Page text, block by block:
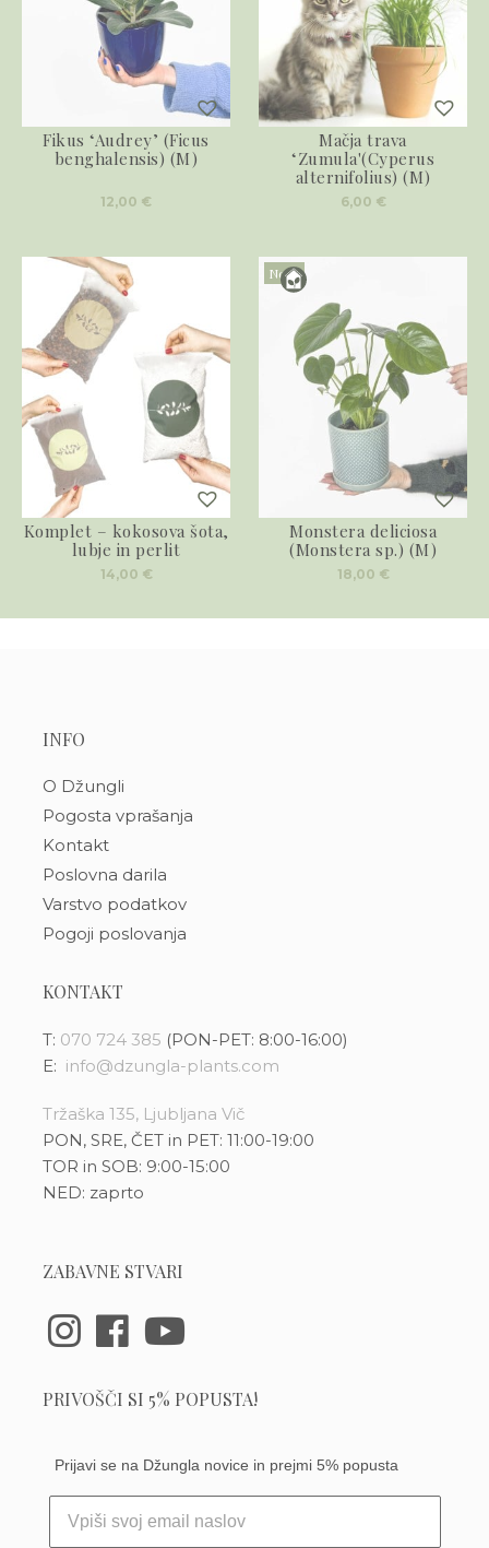
Fikus ‘Audrey’ (Ficus
benghalensis) (M)
12,00 €
Mačja trava
‘Zumula'(Cyperus
alternifolius) (M)
6,00 €
Komplet – kokosova šota,
lubje in perlit
14,00 €
Novo
Monstera deliciosa
(Monstera sp.) (M)
18,00 €
INFO
O Džungli
Pogosta vprašanja
Kontakt
Poslovna darila
Varstvo podatkov
Pogoji poslovanja
KONTAKT
T: 070 724 385 (PON-PET: 8:00-16:00)
E: info@dzungla-plants.com
Tržaška 135, Ljubljana Vič
PON, SRE, ČET in PET: 11:00-19:00
TOR in SOB: 9:00-15:00
NED: zaprto
ZABAVNE STVARI
PRIVOŠČI SI 5% POPUSTA!
Prijavi se na Džungla novice in prejmi 5% popusta